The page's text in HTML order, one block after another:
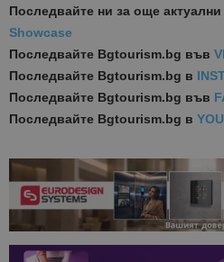
Последвайте ни за още
Showcase
Последвайте Bgtourism.bg във
Последвайте Bgtourism.bg в
Последвайте Bgtourism.bg във
Последвайте Bgtourism.bg в